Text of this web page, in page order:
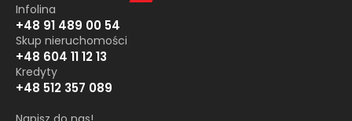
Infolina
+48 91 489 00 54
Skup nieruchomości
+48 604 11 12 13
Kredyty
+48 512 357 089